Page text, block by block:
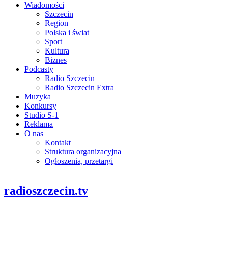
Wiadomości
Szczecin
Region
Polska i świat
Sport
Kultura
Biznes
Podcasty
Radio Szczecin
Radio Szczecin Extra
Muzyka
Konkursy
Studio S-1
Reklama
O nas
Kontakt
Struktura organizacyjna
Ogłoszenia, przetargi
radioszczecin.tv